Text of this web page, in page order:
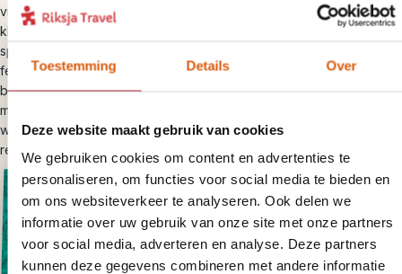
Toestemming Details Over
Deze website maakt gebruik van cookies
We gebruiken cookies om content en advertenties te
personaliseren, om functies voor social media te bieden en
om ons websiteverkeer te analyseren. Ook delen we
informatie over uw gebruik van onze site met onze partners
voor social media, adverteren en analyse. Deze partners
kunnen deze gegevens combineren met andere informatie
vruchten nog nooit gezien, laat staan geproefd hebt. Levendige
kleuren, aparte smaken, ongewone vormen, met chili of andere
specerijen, rauw of ingemaakt: voor je smaakpapillen is het een
feest. Na een korte rit is het tijd om in te checken in je ‘community
based’ hotel in Chanthaburi. Een comfortabel hotel met een klein
museum met een tentoonstelling over de verschillende projecten
waar het hotel aan meewerkt. Op loopafstand? Voldoende
restaurants om ’s avonds weer heerlijk te eten.